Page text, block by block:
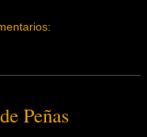
Peñas